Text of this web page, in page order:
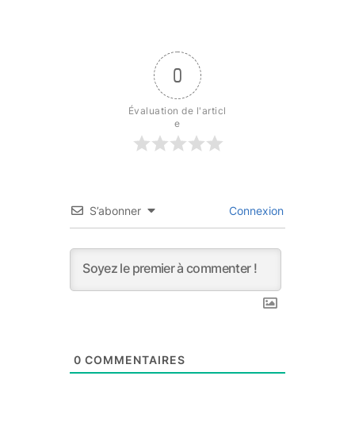
0
Évaluation de l'articl
e
S’abonner Connexion
0 COMMENTAIRES